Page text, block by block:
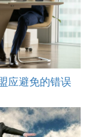
应避免的错误